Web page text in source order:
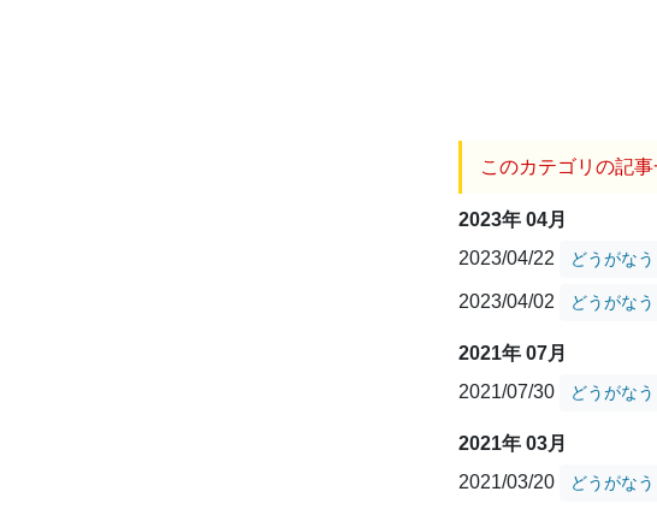
このカテゴリの記事
2023年 04月
2023/04/22
どうがなう
2023/04/02 どうがなう
2021年 07月
2021/07/30
どうがなう
2021年 03月
2021/03/20
どうがなう